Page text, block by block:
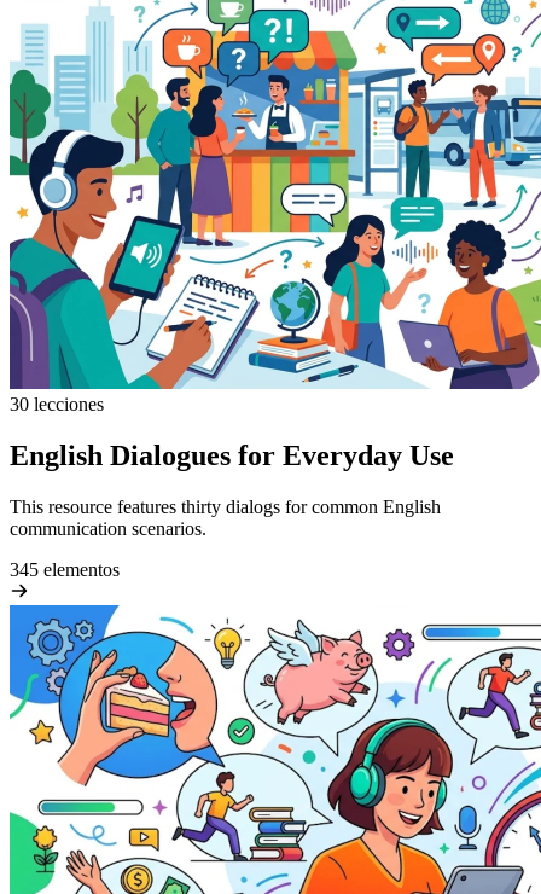
30 lecciones
English Dialogues for Everyday Use
This resource features thirty dialogs for common English
communication scenarios.
345 elementos